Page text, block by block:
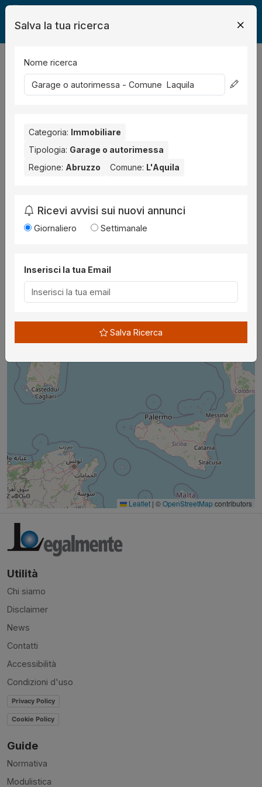
Legalmente Immobili
risultati
Leaflet | ©OpenStreetMapcontributors
Utilità
Chi siamo
Disclaimer
News
Contatti
Accessibilità
Condizioni d'uso
Privacy Policy
Cookie Policy
Guide
Normativa
Modulistica
Salva la tua ricerca
Nome ricerca
Categoria: Immobiliare
Tipologia: Garage o autorimessa
Regione: Abruzzo Comune: L'Aquila
Ricevi avvisi sui nuovi annunci
Giornaliero Settimanale
Inserisci la tua Email
Salva Ricerca